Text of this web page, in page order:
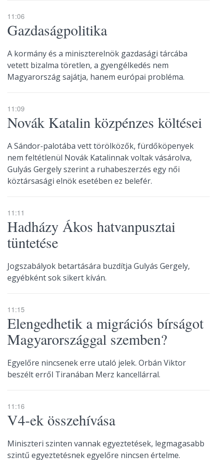
11:06
Gazdaságpolitika
A kormány és a miniszterelnök gazdasági tárcába
vetett bizalma töretlen, a gyengélkedés nem
Magyarország sajátja, hanem európai probléma.
11:09
Novák Katalin közpénzes költései
A Sándor-palotába vett törölközők, fürdőköpenyek
nem feltétlenül Novák Katalinnak voltak vásárolva,
Gulyás Gergely szerint a ruhabeszerzés egy női
köztársasági elnök esetében ez belefér.
11:11
Hadházy Ákos hatvanpusztai
tüntetése
Jogszabályok betartására buzdítja Gulyás Gergely,
egyébként sok sikert kíván.
11:15
Elengedhetik a migrációs bírságot
Magyarországgal szemben?
Egyelőre nincsenek erre utaló jelek. Orbán Viktor
beszélt erről Tiranában Merz kancellárral.
11:16
V4-ek összehívása
Miniszteri szinten vannak egyeztetések, legmagasabb
szintű egyeztetésnek egyelőre nincsen értelme.